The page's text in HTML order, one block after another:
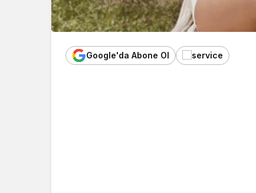
Google'da Abone Ol